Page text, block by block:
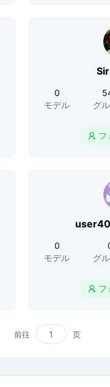
0
モデル
グ
 フ
0
モデル
グ
 フ
前往 页